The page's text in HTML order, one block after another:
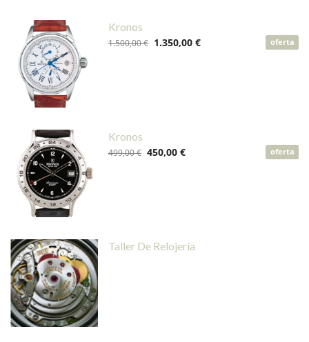
Kronos
1.500,00 € 1.350,00 € oferta
Kronos
499,00 € 450,00 € oferta
Taller De Relojería